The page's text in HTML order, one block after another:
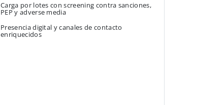
Carga por lotes con screening contra sanciones,
PEP y adverse media
Presencia digital y canales de contacto
enriquecidos